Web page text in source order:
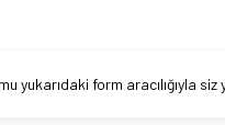
yukarıdaki form aracılığıyla